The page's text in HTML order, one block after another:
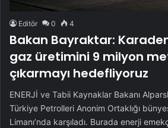
Editör 0 4
Bakan Bayraktar:
gaz üretimini 9 milyon
çıkarmayı hedefliyoruz
ENERJİ ve Tabii Kaynaklar Bakanı
Türkiye Petrolleri Anonim Ortaklığı
Limanı’nda karşıladı. Burada enerji